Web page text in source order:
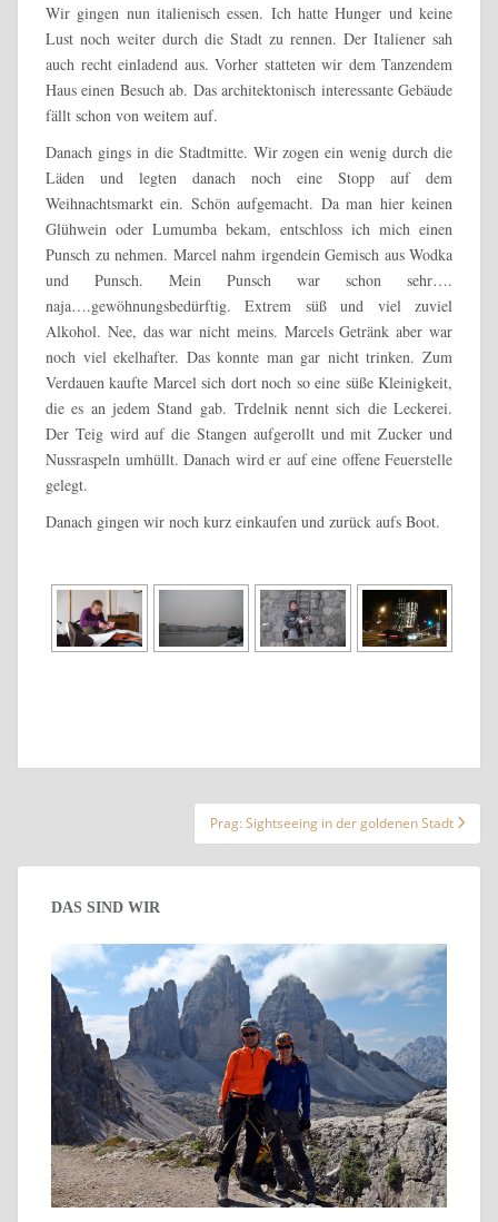
Wir gingen nun italienisch essen. Ich hatte Hunger und keine
Lust noch weiter durch die Stadt zu rennen. Der Italiener sah
auch recht einladend aus. Vorher statteten wir dem Tanzendem
Haus einen Besuch ab. Das architektonisch interessante Gebäude
fällt schon von weitem auf.
Danach gings in die Stadtmitte. Wir zogen ein wenig durch die
Läden und legten danach noch eine Stopp auf dem
Weihnachtsmarkt ein. Schön aufgemacht. Da man hier keinen
Glühwein oder Lumumba bekam, entschloss ich mich einen
Punsch zu nehmen. Marcel nahm irgendein Gemisch aus Wodka
und Punsch. Mein Punsch war schon sehr….
naja….gewöhnungsbedürftig. Extrem süß und viel zuviel
Alkohol. Nee, das war nicht meins. Marcels Getränk aber war
noch viel ekelhafter. Das konnte man gar nicht trinken. Zum
Verdauen kaufte Marcel sich dort noch so eine süße Kleinigkeit,
die es an jedem Stand gab. Trdelnik nennt sich die Leckerei.
Der Teig wird auf die Stangen aufgerollt und mit Zucker und
Nussraspeln umhüllt. Danach wird er auf eine offene Feuerstelle
gelegt.
Danach gingen wir noch kurz einkaufen und zurück aufs Boot.
BeitragsnavigationPrag: Sightseeing in der goldenen Stadt
DAS SIND WIR